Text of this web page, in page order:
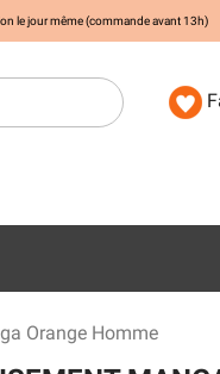
le jour même (commande avant 13h)
Orange Homme